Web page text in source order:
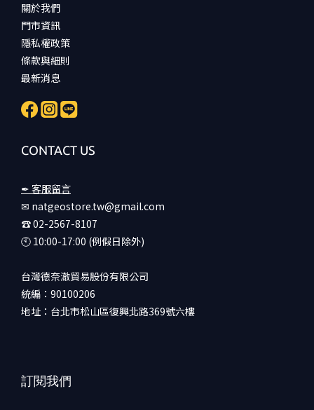
關於我們
門市資訊
隱私權政策
條款與細則
最新消息
CONTACT US
✒ 客服留言
✉ natgeostore.tw@gmail.com
☎︎ 02-2567-8107
🕙︎ 10:00-17:00 (例假日除外)
台灣德奈澈貿易股份有限公司
統編：90100206
地址：台北市松山區復興北路369號六樓
訂閱我們